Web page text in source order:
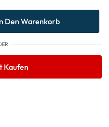
Den Warenkorb
Kaufen